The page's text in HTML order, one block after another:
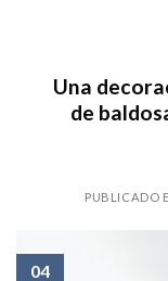
Una
de
PUBLICADO
04